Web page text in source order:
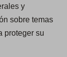
y
sobre temas
proteger su